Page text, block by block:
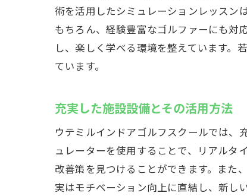
術を活用したシミュレーションレッスン
もちろん、経験豊富なゴルファーにも対
し、楽しく学べる環境を整えています。
ています。
充実した施設設備とその活用方法
ウテミルインドアゴルフスクールでは、
ュレーターを使用することで、リアルタ
改善策を見つけることができます。また
実はモチベーション向上に直結し、新し